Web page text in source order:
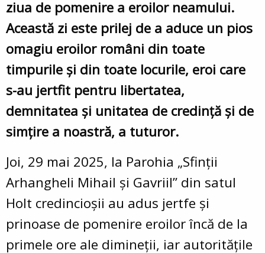
ziua de pomenire a eroilor neamului.
Această zi este prilej de a aduce un pios
omagiu eroilor români din toate
timpurile şi din toate locurile, eroi care
s-au jertfit pentru libertatea,
demnitatea şi unitatea de credinţă şi de
simţire a noastră, a tuturor.
Joi, 29 mai 2025, la Parohia „Sfinţii
Arhangheli Mihail şi Gavriil” din satul
Holt credincioşii au adus jertfe şi
prinoase de pomenire eroilor încă de la
primele ore ale dimineţii, iar autorităţile